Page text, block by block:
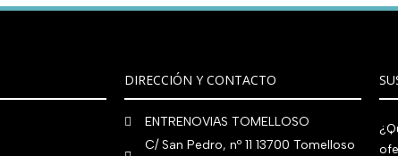
DIRECCIÓN Y CONTACTO
ENTRENOVIAS TOMELLOSO
C/ San Pedro, nº 11 13700 Tomelloso